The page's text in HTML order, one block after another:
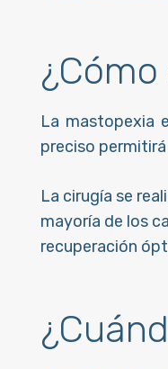
La mastopexia
preciso
La cirugía se
mayoría de los
recuperación